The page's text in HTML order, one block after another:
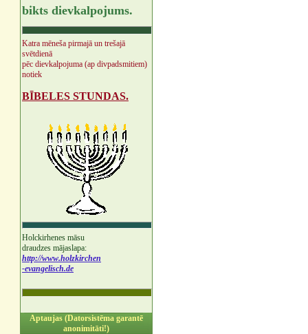
bikts dievkalpojums.
Katra mēneša pirmajā un trešajā
svētdienā
pēc dievkalpojuma (ap divpadsmitiem)
notiek
BĪBELES STUNDAS.
Holckirhenes māsu
draudzes mājaslapa:
http://www.holzkirchen
-evangelisch.de
Aptaujas (Datorsistēma garantē
anonimitāti!)